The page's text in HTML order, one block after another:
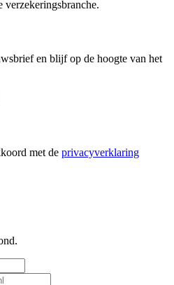
en blijf op de hoogte van het
met de privacyverklaring